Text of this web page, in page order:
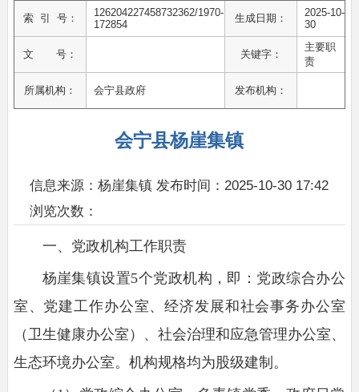
索 引 号：
126204227458732362/1970-
172854
生成日期：
2025-10-
30
文 号： 关键字：
主要职
责
所属机构： 会宁县政府 发布机构：
会宁县杨崖集镇
信息来源：杨崖集镇 发布时间：2025-10-30 17:42
浏览次数：
一、党政机构工作职责
杨崖集镇设置5个党政机构，即：党政综合办公
室、党建工作办公室、经济发展和社会事务办公室
（卫生健康办公室）、社会治理和应急管理办公室、
生态环境办公室。机构规格均为股级建制。